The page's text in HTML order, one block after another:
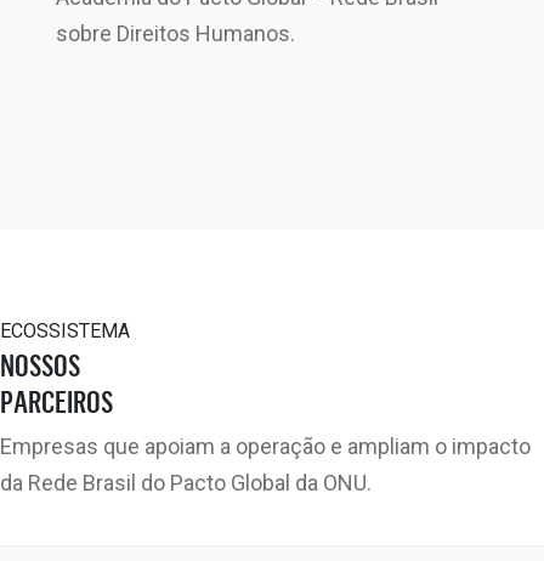
sobre Direitos Humanos.
ECOSSISTEMA
NOSSOS
PARCEIROS
Empresas que apoiam a operação e ampliam o impacto
da Rede Brasil do Pacto Global da ONU.